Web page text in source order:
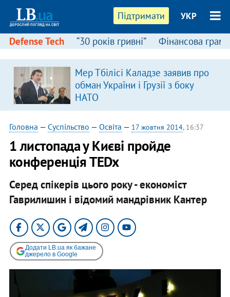
Підтримати УКР
Defense Tech “30 років гривні” Фінансова
Мер Тбілісі Каладзе заявив про
обман України і Грузії з боку
НАТО
Головна — Суспільство — Освіта — 17 жовтня 2014, 16:37
1 листопада у Києві пройде
конференція TEDx
Серед спікерів цього року - економіст
Гаврилишин і відомий мандрівник Кантер
Додати LB.ua як бажане
джерело в Google